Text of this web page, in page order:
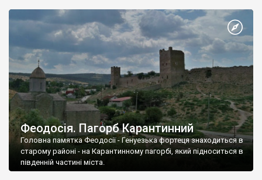
Феодосія. Пагорб Карантинний
Головна памятка Феодосії - Генуезька фортеця знаходиться в
старому районі - на Карантинному пагорбі, який підноситься в
південній частині міста.